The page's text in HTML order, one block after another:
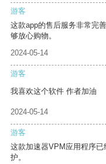
游客
这款app的售后服务非常完
够放心购物。
2024-05-14
游客
我喜欢这个软件 作者加油
2024-05-14
游客
这款加速器VPM应用程序
护。